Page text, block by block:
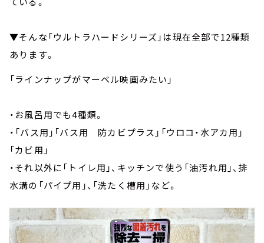
▼そんな「ウルトラハードシリーズ」は現在全部で12種類
あります。
「ラインナップがマーベル映画みたい」
・お風呂用でも4種類。
・「バス用」「バス用 防カビプラス」「ウロコ・水アカ用」
「カビ用」
・それ以外に「トイレ用」、キッチンで使う「油汚れ用」、排
水溝の「パイプ用」、「洗たく槽用」など。